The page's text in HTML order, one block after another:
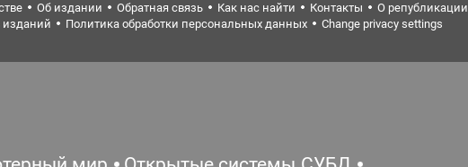
Об издании Обратная связь Как нас найти Контакты
О републикации
изданий Политика обработки персональных данных Change privacy settings